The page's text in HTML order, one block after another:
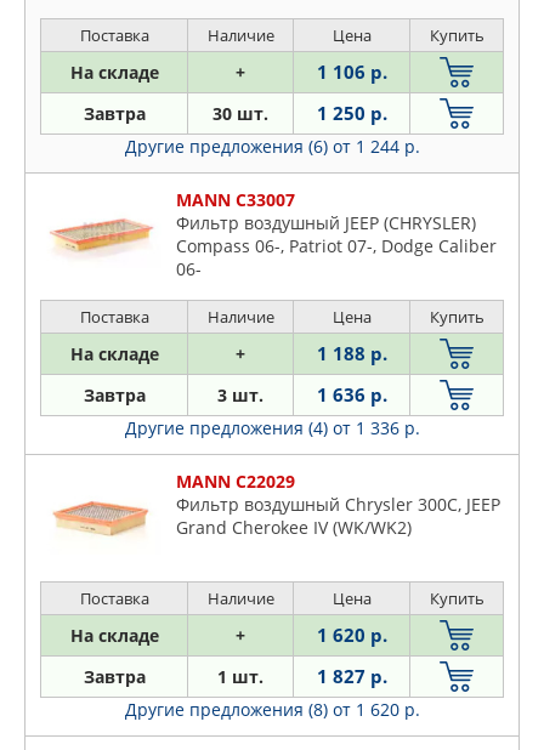
COMLINE
DENCKERMAN
FENOX
FILTRON
GOODWILL
JAPANPARTS
JS ASAKASHI
KOLBENSCHMIDT
LYNXAUTO
MANN
MAPCO
MEAT & DORIA
MECAFILTER
OSSCA
PATRON
STELLOX
ZEKKERT
Grand
Patriot
Renegade
Wrangler
Поставка Наличие Цена Купить
На складе + 1 106 р.
Завтра 30 шт. 1 250 р.
Другие предложения (6) от 1 244 р.
MANN C33007
Фильтр воздушный JEEP (CHRYSLER)
Compass 06-, Patriot 07-, Dodge Caliber
06-
Поставка Наличие Цена Купить
На складе + 1 188 р.
Завтра 3 шт. 1 636 р.
Другие предложения (4) от 1 336 р.
MANN C22029
Фильтр воздушный Chrysler 300C, JEEP
Grand Cherokee IV (WK/WK2)
Поставка Наличие Цена Купить
На складе + 1 620 р.
Завтра 1 шт. 1 827 р.
Другие предложения (8) от 1 620 р.